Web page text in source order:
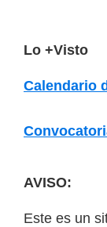
Lo +Visto
Calendario
AVISO:
Este es un